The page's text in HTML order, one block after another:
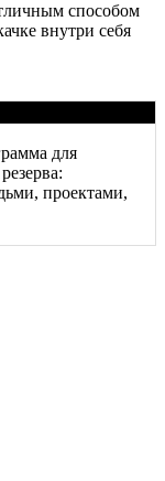
способом
внутри себя
для
проектами,